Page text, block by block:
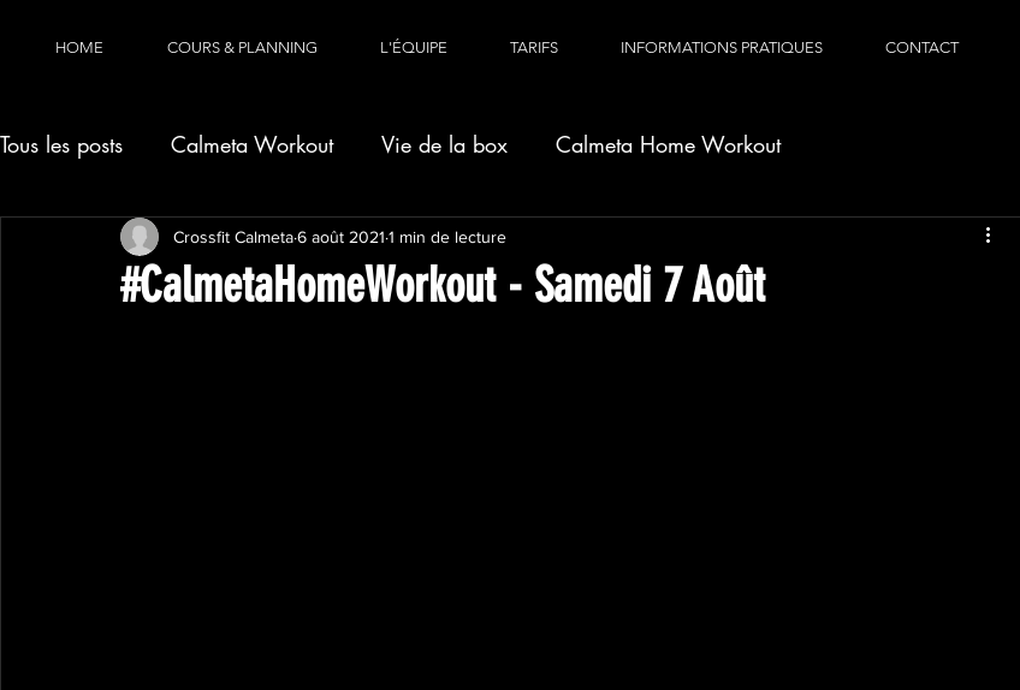
HOME COURS & PLANNING L'ÉQUIPE TARIFS INFORMATIONS PRATIQUES CONTACT
Tous les posts Calmeta Workout Vie de la box Calmeta Home Workout
#CalmetaHomeWorkout - Samedi 7 Août
Crossfit Calmeta6 août 2021 1 min de lecture